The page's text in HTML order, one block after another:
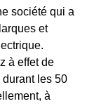
société qui a
et
à effet de
les 50
à